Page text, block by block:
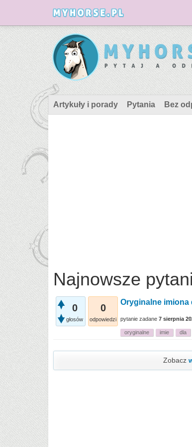
Artykuły i porady Pytania Bez
Najnowsze
0
głosów
0
odpowiedzi
Oryginalne imiona
pytanie zadane 7 sierpnia
oryginalne imie dla
Zobacz